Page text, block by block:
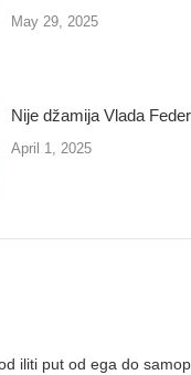
May 29, 2025
Nije džamija Vlada
April 1, 2025
iliti put od ega do